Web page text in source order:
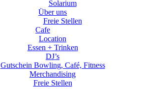
Solarium
Über uns
Freie Stellen
Cafe
Location
Essen + Trinken
DJ’s
Gutschein Bowling, Café, Fitness
Merchandising
Freie Stellen